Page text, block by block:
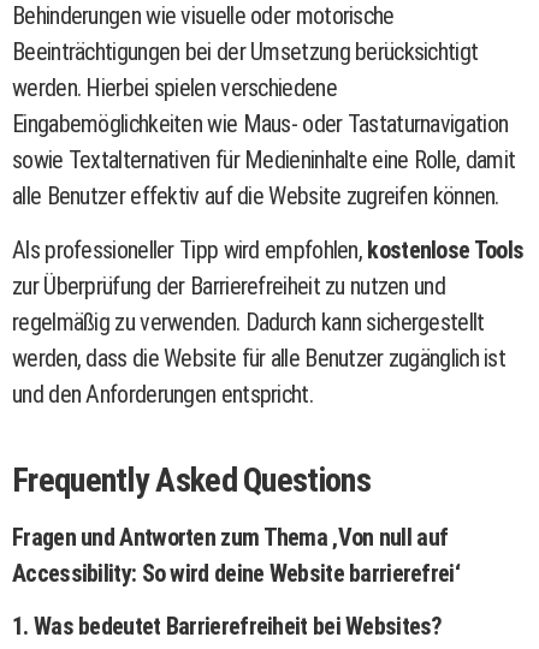
Behinderungen wie visuelle oder motorische
Beeinträchtigungen bei der Umsetzung berücksichtigt
werden. Hierbei spielen verschiedene
Eingabemöglichkeiten wie Maus- oder Tastaturnavigation
sowie Textalternativen für Medieninhalte eine Rolle, damit
alle Benutzer effektiv auf die Website zugreifen können.
Als professioneller Tipp wird empfohlen, kostenlose Tools
zur Überprüfung der Barrierefreiheit zu nutzen und
regelmäßig zu verwenden. Dadurch kann sichergestellt
werden, dass die Website für alle Benutzer zugänglich ist
und den Anforderungen entspricht.
Frequently Asked Questions
Fragen und Antworten zum Thema ‚Von null auf
Accessibility: So wird deine Website barrierefrei‘
1. Was bedeutet Barrierefreiheit bei Websites?